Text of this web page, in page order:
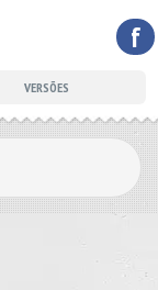
f
VERSÕES